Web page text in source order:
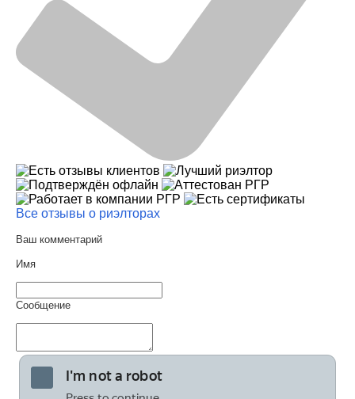
Все отзывы о риэлторах
Ваш комментарий
Имя
Сообщение